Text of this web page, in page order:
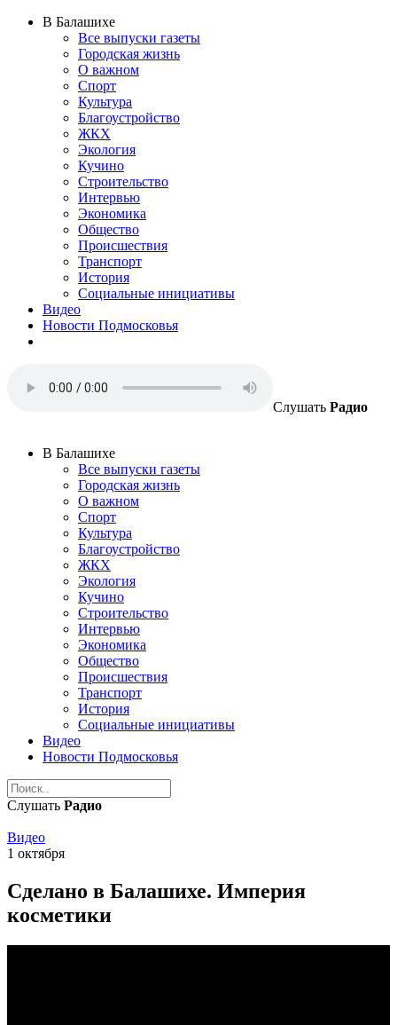
В Балашихе
Все выпуски газеты
Городская жизнь
О важном
Спорт
Культура
Благоустройство
ЖКХ
Экология
Кучино
Строительство
Интервью
Экономика
Общество
Происшествия
Транспорт
История
Социальные инициативы
Видео
Новости Подмосковья
Слушать Радио
В Балашихе
Все выпуски газеты
Городская жизнь
О важном
Спорт
Культура
Благоустройство
ЖКХ
Экология
Кучино
Строительство
Интервью
Экономика
Общество
Происшествия
Транспорт
История
Социальные инициативы
Видео
Новости Подмосковья
Слушать Радио
Видео
1 октября
Сделано в Балашихе. Империя
косметики